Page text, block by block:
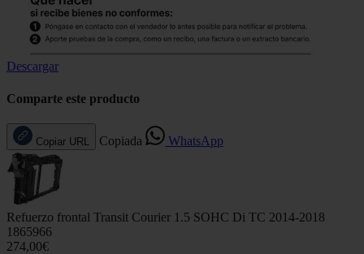
Descargar
Comparte este producto
Copiar URL Copiada WhatsApp
Refuerzo frontal Transit Courier 1.5 SOHC Di TC 2014-2018
1865966
274,00€